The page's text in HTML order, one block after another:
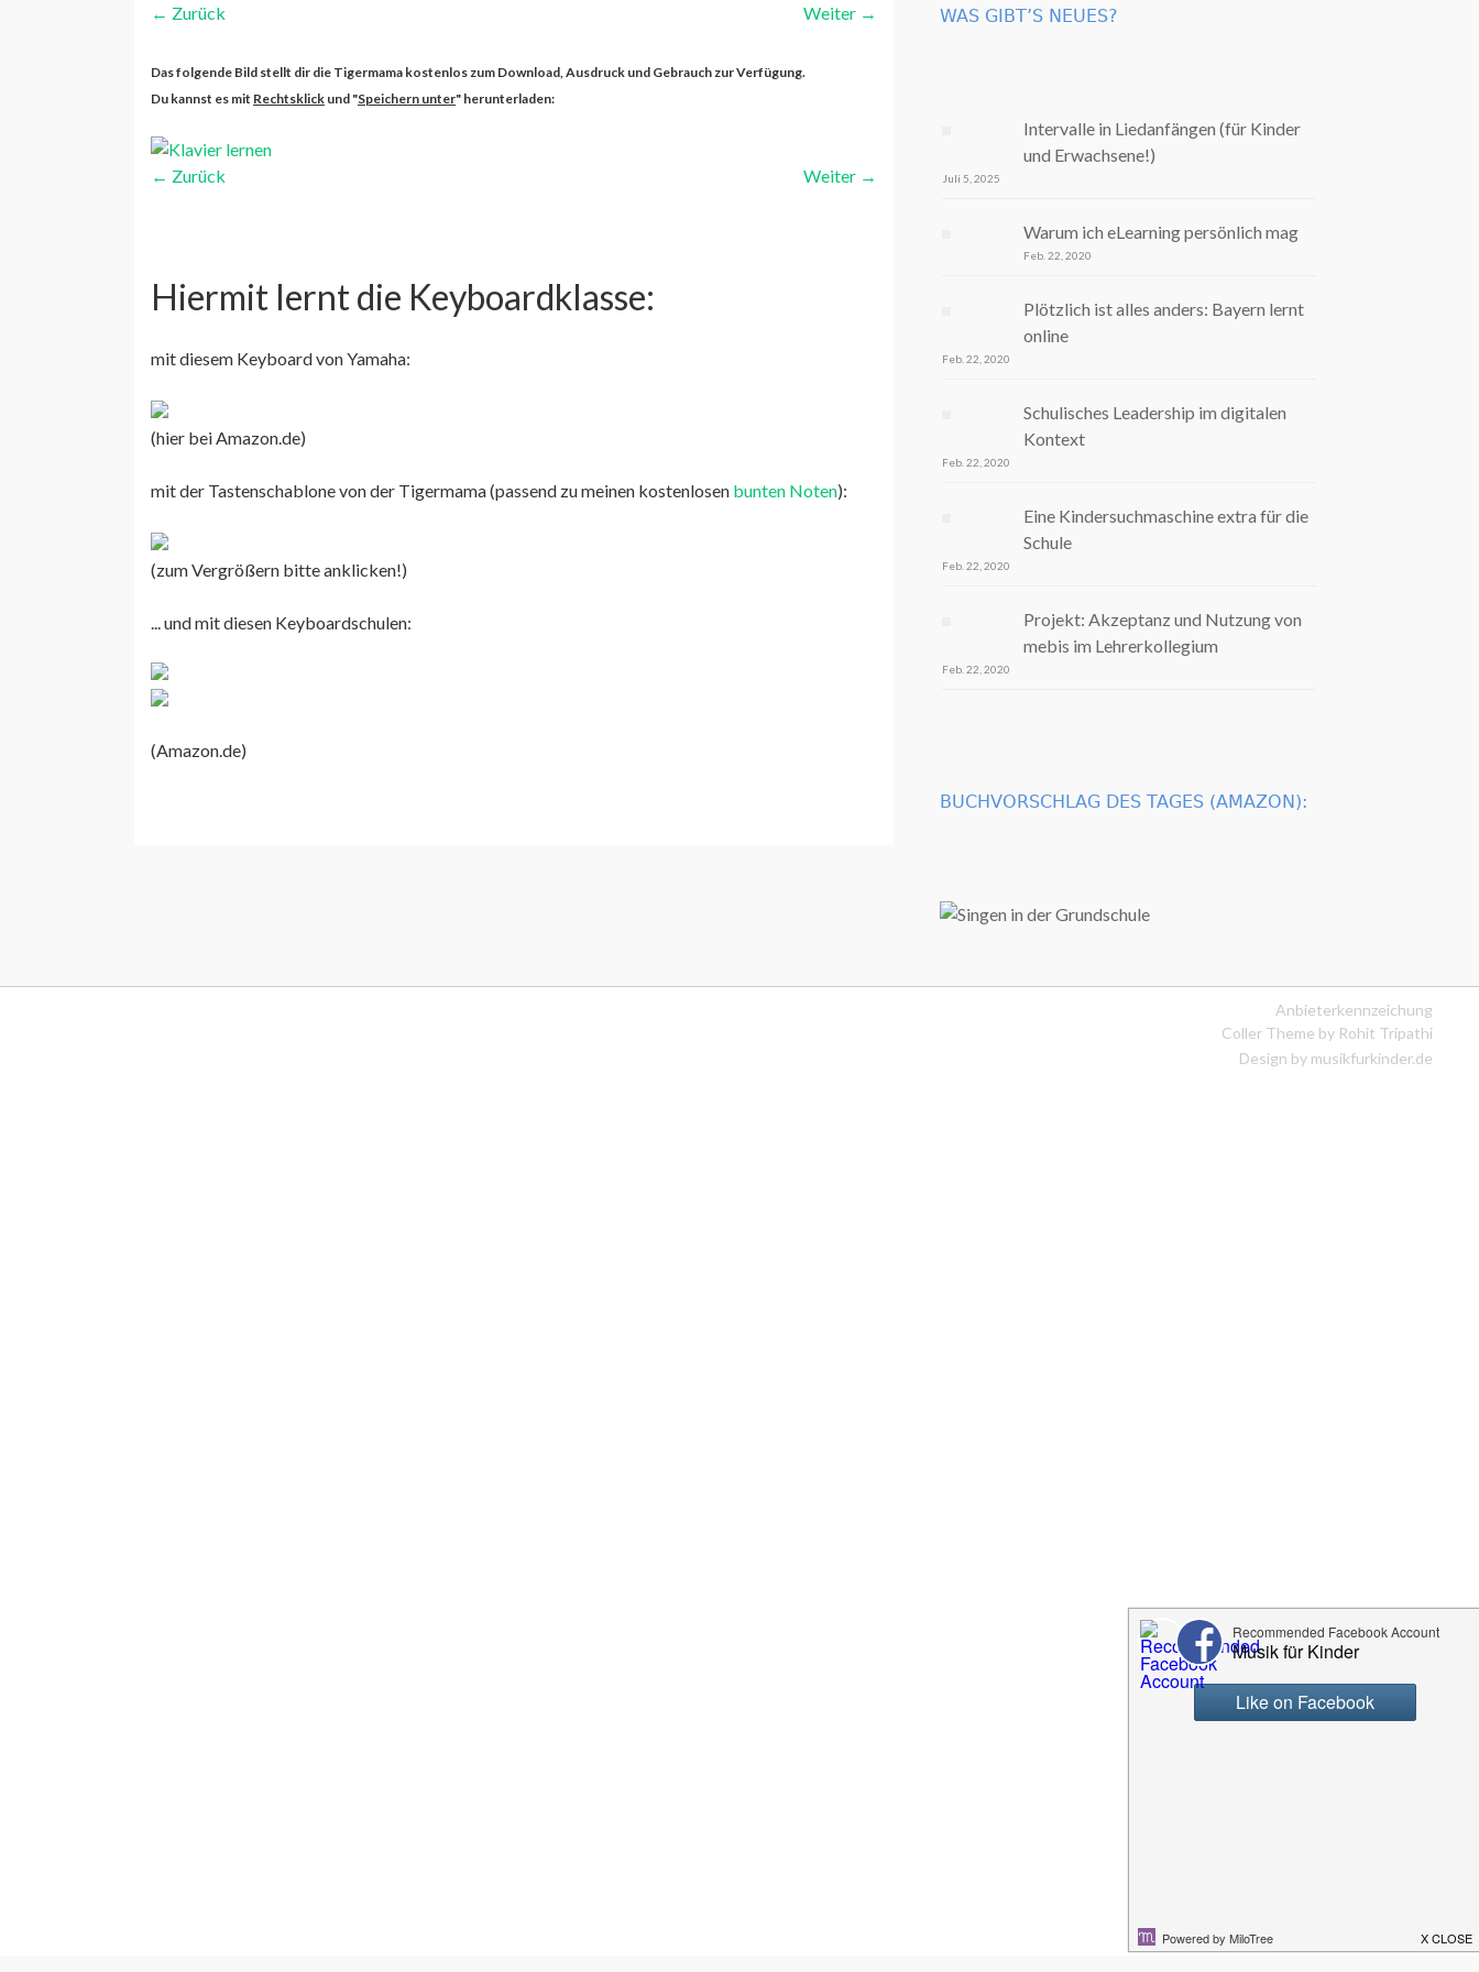
← Zurück Weiter →
Klavier lernen
Das folgende Bild stellt dir die Tigermama kostenlos zum Download, Ausdruck und Gebrauch zur Verfügung.
Du kannst es mit Rechtsklick und "Speichern unter" herunterladen:
← Zurück Weiter →
Hiermit lernt die Keyboardklasse:
mit diesem Keyboard von Yamaha:
(hier bei Amazon.de)
mit der Tastenschablone von der Tigermama (passend zu meinen kostenlosen bunten Noten):
(zum Vergrößern bitte anklicken!)
... und mit diesen Keyboardschulen:
(Amazon.de)
WAS GIBT’S NEUES?
Intervalle in Liedanfängen (für Kinder
und Erwachsene!)
Juli 5, 2025
Warum ich eLearning persönlich mag
Feb. 22, 2020
Plötzlich ist alles anders: Bayern lernt
online
Feb. 22, 2020
Schulisches Leadership im digitalen
Kontext
Feb. 22, 2020
Eine Kindersuchmaschine extra für die
Schule
Feb. 22, 2020
Projekt: Akzeptanz und Nutzung von
mebis im Lehrerkollegium
Feb. 22, 2020
BUCHVORSCHLAG DES TAGES (AMAZON):
Anbieterkennzeichung
Coller Theme by Rohit Tripathi
Design by musikfurkinder.de